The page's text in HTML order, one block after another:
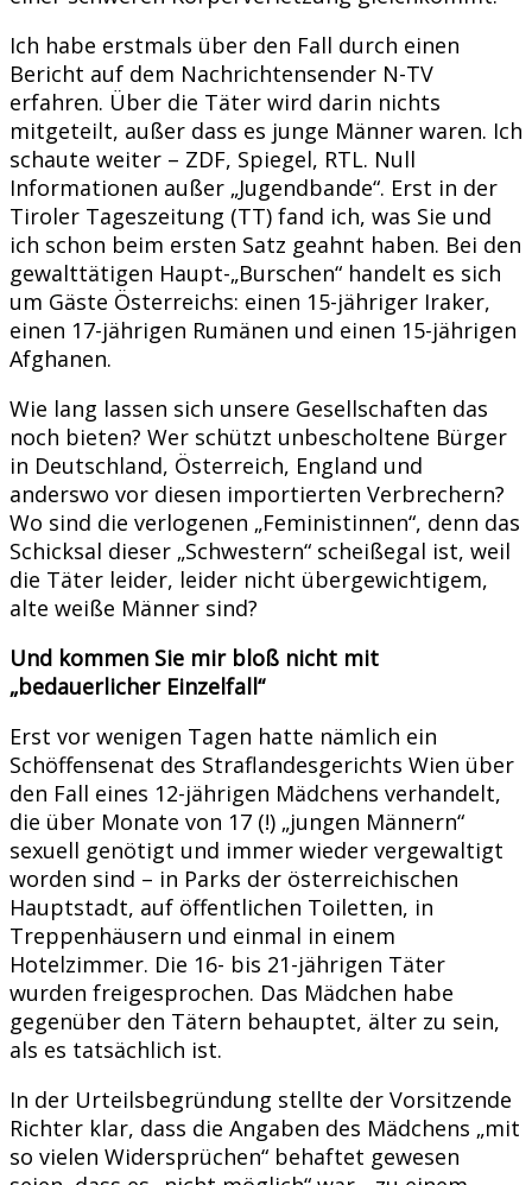
Ich habe erstmals über den Fall durch einen
Bericht auf dem Nachrichtensender N-TV
erfahren. Über die Täter wird darin nichts
mitgeteilt, außer dass es junge Männer waren. Ich
schaute weiter – ZDF, Spiegel, RTL. Null
Informationen außer „Jugendbande“. Erst in der
Tiroler Tageszeitung (TT) fand ich, was Sie und
ich schon beim ersten Satz geahnt haben. Bei den
gewalttätigen Haupt-„Burschen“ handelt es sich
um Gäste Österreichs: einen 15-jähriger Iraker,
einen 17-jährigen Rumänen und einen 15-jährigen
Afghanen.
Wie lang lassen sich unsere Gesellschaften das
noch bieten? Wer schützt unbescholtene Bürger
in Deutschland, Österreich, England und
anderswo vor diesen importierten Verbrechern?
Wo sind die verlogenen „Feministinnen“, denn das
Schicksal dieser „Schwestern“ scheißegal ist, weil
die Täter leider, leider nicht übergewichtigem,
alte weiße Männer sind?
Und kommen Sie mir bloß nicht mit
„bedauerlicher Einzelfall“
Erst vor wenigen Tagen hatte nämlich ein
Schöffensenat des Straflandesgerichts Wien über
den Fall eines 12-jährigen Mädchens verhandelt,
die über Monate von 17 (!) „jungen Männern“
sexuell genötigt und immer wieder vergewaltigt
worden sind – in Parks der österreichischen
Hauptstadt, auf öffentlichen Toiletten, in
Treppenhäusern und einmal in einem
Hotelzimmer. Die 16- bis 21-jährigen Täter
wurden freigesprochen. Das Mädchen habe
gegenüber den Tätern behauptet, älter zu sein,
als es tatsächlich ist.
In der Urteilsbegründung stellte der Vorsitzende
Richter klar, dass die Angaben des Mädchens „mit
so vielen Widersprüchen“ behaftet gewesen